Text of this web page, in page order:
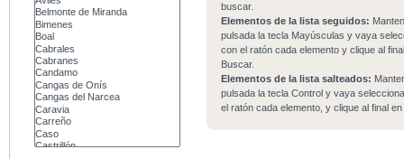
buscar.
Elementos de la lista seguidos:
pulsada la tecla Mayúsculas y vaya
con el ratón cada elemento y clique al
Buscar.
Elementos de la lista salteados:
pulsada la tecla Control y vaya
el ratón cada elemento, y clique al final